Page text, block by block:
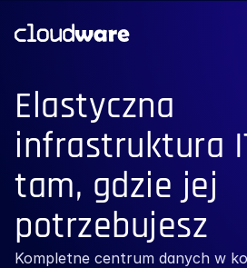
Elastyczna
infrastruktura
tam, gdzie jej
potrzebujesz
Kompletne centrum danych w